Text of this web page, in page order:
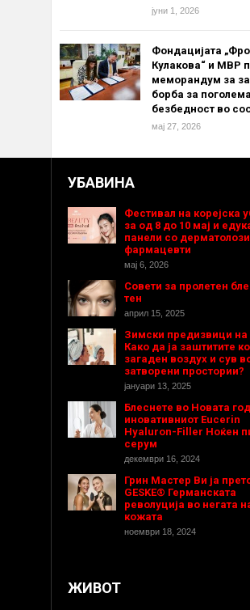
јуни 1, 2026
Фондацијата
Кулакова“ и МВР
меморандум за
борба за поголема
безбедност во
мај 27, 2026
УБАВИНА
Фестивал на корејска
за од 8 до 10 мај и
панели со
фармацевти
мај 6, 2026
Совети за пролетен
тен
април 15, 2025
Зимски предизвици на
Како да ја заштитите
загаден воздух и сув
затворени простории?
јануари 13, 2025
Блеснете во Новата
иновативниот Eucerin
Hyaluron-Filler Ноќен
серум
декември 16, 2024
Грин Мастер Ви ја
GESKE® Германската
револуција во негата
кожата
ноември 18, 2024
ЖИВОТ